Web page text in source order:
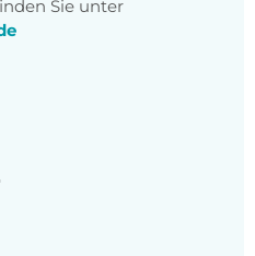
Sie unter